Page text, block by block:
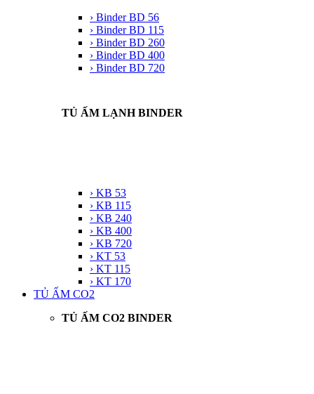
› Binder BD 56
› Binder BD 115
› Binder BD 260
› Binder BD 400
› Binder BD 720
TỦ ẤM LẠNH BINDER
› KB 53
› KB 115
› KB 240
› KB 400
› KB 720
› KT 53
› KT 115
› KT 170
TỦ ẤM CO2
TỦ ẤM CO2 BINDER